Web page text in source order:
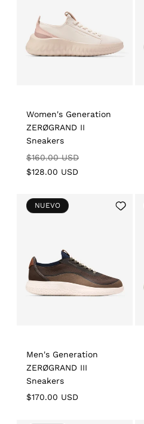
Women's Generation
ZERØGRAND II
Sneakers
Regular
price
$160.00 USD
$128.00 USD
Add
to
NUEVO
Men's Generation
ZERØGRAND III
Sneakers
Regular
$170.00 USD